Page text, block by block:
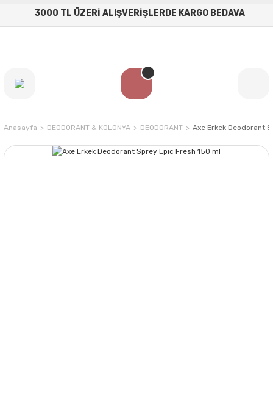
3000 TL ÜZERİ ALIŞVERİŞLERDE KARGO BEDAVA
Anasayfa DEODORANT & KOLONYA DEODORANT Axe Erkek Deodorant